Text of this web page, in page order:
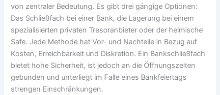
von zentraler Bedeutung. Es gibt drei gängige Optionen:
Das Schließfach bei einer Bank, die Lagerung bei einem
spezialisierten privaten Tresoranbieter oder der heimische
Safe. Jede Methode hat Vor- und Nachteile in Bezug auf
Kosten, Erreichbarkeit und Diskretion. Ein Bankschließfach
bietet hohe Sicherheit, ist jedoch an die Öffnungszeiten
gebunden und unterliegt im Falle eines Bankfeiertags
strengen Einschränkungen.